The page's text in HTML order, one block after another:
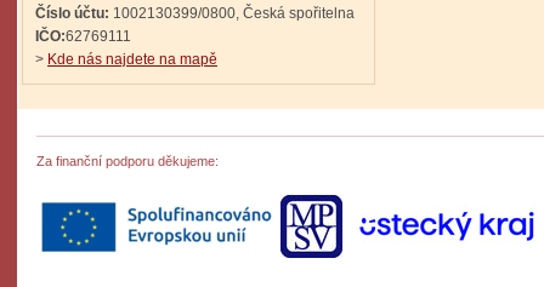
Číslo účtu: 1002130399/0800, Česká spořitelna
IČO:62769111
> Kde nás najdete na mapě
Za finanční podporu děkujeme: